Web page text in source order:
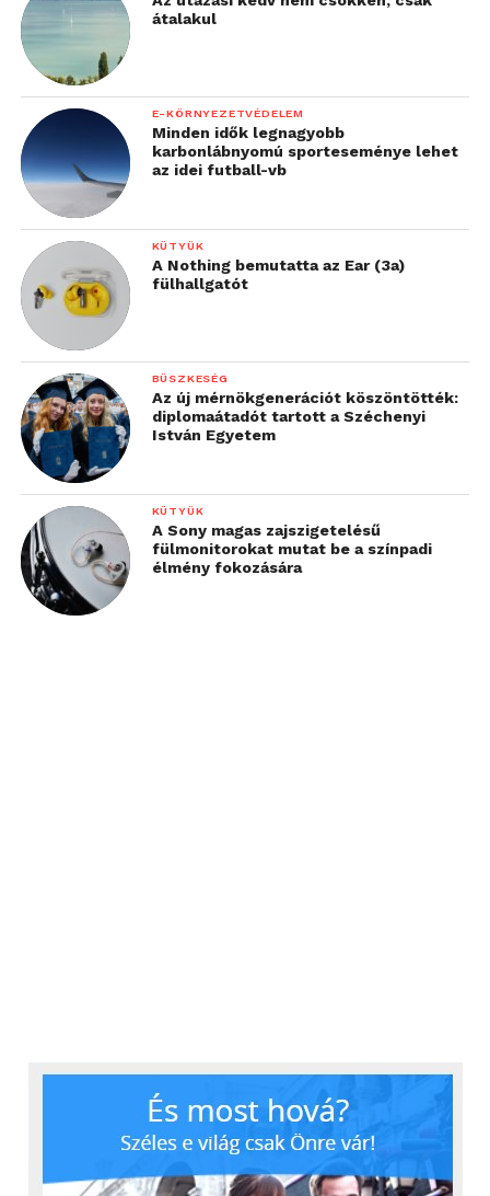
átalakul
E-KÖRNYEZETVÉDELEM
Minden idők legnagyobb
karbonlábnyomú sporteseménye lehet
az idei futball-vb
KÜTYÜK
A Nothing bemutatta az Ear (3a)
fülhallgatót
BÜSZKESÉG
Az új mérnökgenerációt köszöntötték:
diplomaátadót tartott a Széchenyi
István Egyetem
KÜTYÜK
A Sony magas zajszigetelésű
fülmonitorokat mutat be a színpadi
élmény fokozására